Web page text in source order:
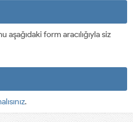
aşağıdaki form aracılığıyla siz
.